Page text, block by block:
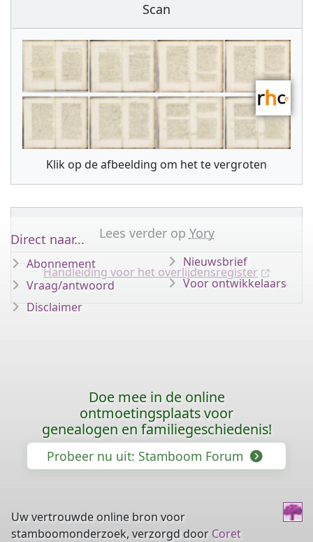
Scan
Klik op de afbeelding om het te vergroten
Lees verder op Yory
Handleiding voor het overlijdensregister
Direct naar...
Abonnement
Vraag/antwoord
Disclaimer
Nieuwsbrief
Voor ontwikkelaars
Doe mee in de online
ontmoetingsplaats voor
genealogen en familiegeschiedenis!
Probeer nu uit: Stamboom Forum
Uw vertrouwde online bron voor
stamboomonderzoek, verzorgd door Coret